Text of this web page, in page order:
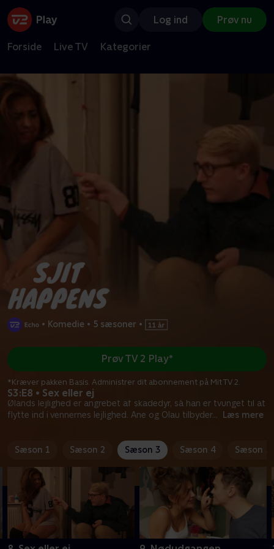
Log ind Prøv nu
Forside Live TV Kategorier
• Komedie • 5 sæsoner •
S3:E8 • Sex eller ej
Ølands lejlighed er angrebet af skadedyr, så han er tvunget til at
flytte ind i vennernes lejlighed. Ane og Olau tilbyder... Læs mere
Prøv TV 2 Play*
*Kræver pakken Basis. Administrer dit abonnement på Mit TV 2.
Sæson 1 Sæson 2 Sæson 3 Sæson 4 Sæson 5